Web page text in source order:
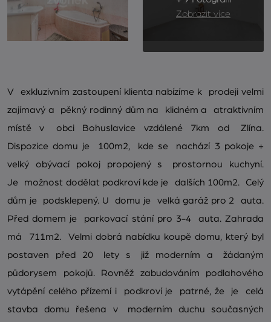
Zobrazit více
V exkluzivním zastoupení klienta nabízíme k prodeji velmi
zajímavý a pěkný rodinný dům na klidném a atraktivním
místě v obci Bohuslavice vzdálené 7km od Zlína.
Dispozice domu je 100m2, kde se nachází 3 pokoje +
velký obývací pokoj propojený s prostornou kuchyní.
Je možnost dodělat podkroví kde je dalších 100m2. Celý
dům je podsklepený. U domu je velká garáž pro 2 auta.
Před domem je parkovací stání pro 3-4 auta. Zahrada
má 711m2. Velmi dobrá nabídku koupě domu, který byl
postaven před 20 lety s již moderním a žádaným
půdorysem pokojů. Rovněž zabudováním podlahového
vytápění celého přízemí i podkroví je patrné, že je celá
stavba domu řešena v moderním duchu současných